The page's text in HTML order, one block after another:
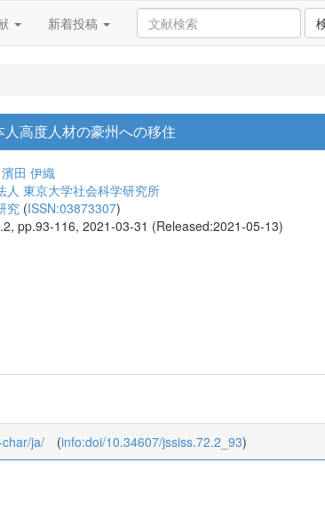
新着投稿
高度人材の豪州への移住
濱田 伊織
人 東京大学社会科学研究所
究 (ISSN:03873307)
pp.93-116, 2021-03-31 (Released:2021-05-13)
ja/ (info:doi/10.34607/jssiss.72.2_93)